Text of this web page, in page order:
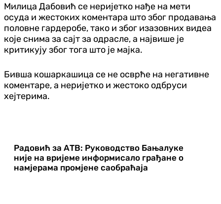
Милица Дабовић се неријетко нађе на мети
осуда и жестоких коментара што због продавања
половне гардеробе, тако и због изазовних видеа
које снима за сајт за одрасле, а највише је
критикују због тога што је мајка.
Бивша кошаркашица се не осврће на негативне
коментаре, а неријетко и жестоко одбруси
хејтерима.
Радовић за АТВ: Руководство Бањалуке
није на вријеме информисало грађане о
намјерама промјене саобраћаја